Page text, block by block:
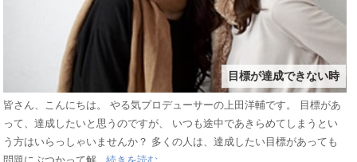
目標が達成できない時
皆さん、こんにちは。 やる気プロデューサーの上田洋輔です。 目標があ
って、達成したいと思うのですが、 いつも途中であきらめてしまうとい
う方はいらっしゃいませんか？ 多くの人は、達成したい目標があっても